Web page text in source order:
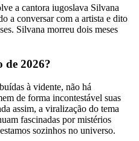
a cantora iugoslava Silvana
a conversar com a artista e dito
Silvana morreu dois meses
de 2026?
à vidente, não há
de forma incontestável suas
assim, a viralização do tema
fascinadas por mistérios
sozinhos no universo.